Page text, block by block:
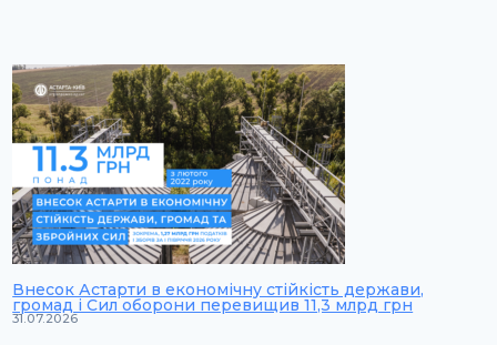
Внесок Астарти в економічну стійкість держави,
громад і Сил оборони перевищив 11,3 млрд грн
31.07.2026